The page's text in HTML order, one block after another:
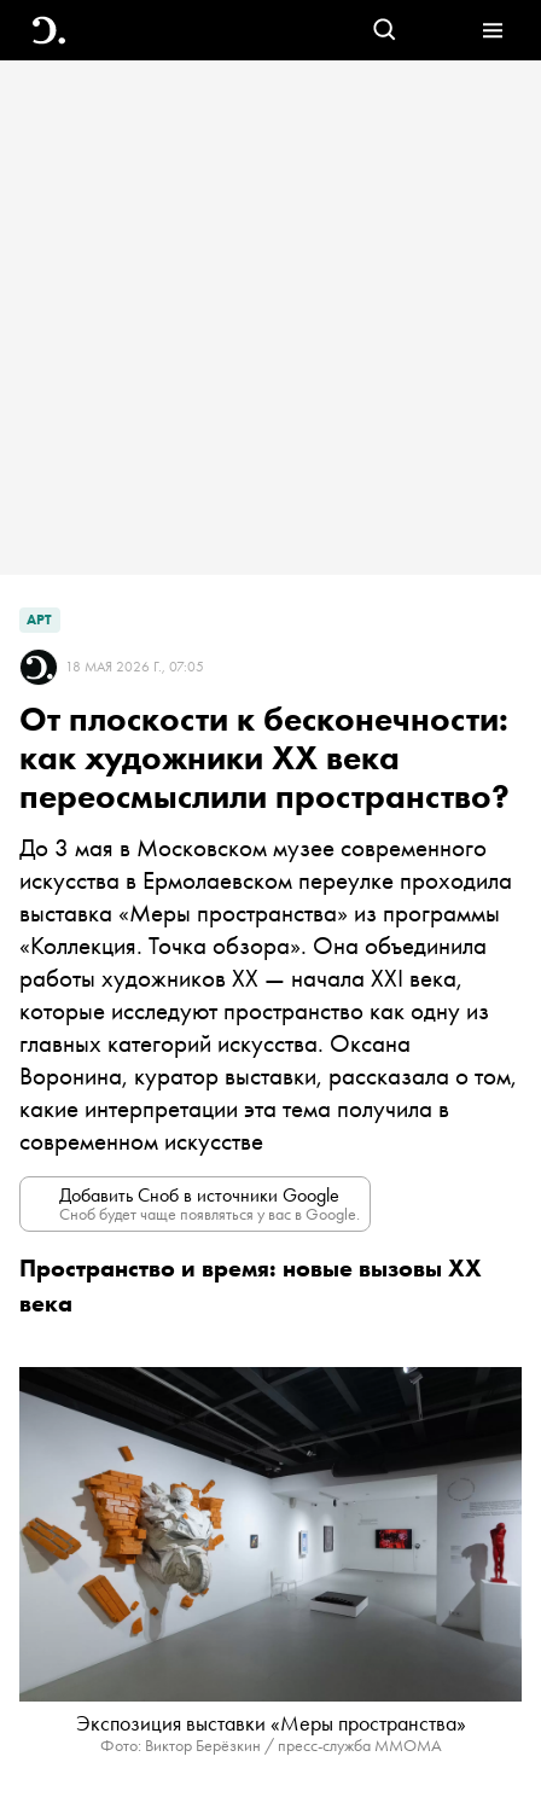
АРТ
18 МАЯ 2026 Г., 07:05
От плоскости к бесконечности:
как художники XX века
переосмыслили пространство?
До 3 мая в Московском музее современного
искусства в Ермолаевском переулке проходила
выставка «Меры пространства» из программы
«Коллекция. Точка обзора». Она объединила
работы художников XX — начала XXI века,
которые исследуют пространство как одну из
главных категорий искусства. Оксана
Воронина, куратор выставки, рассказала о том,
какие интерпретации эта тема получила в
современном искусстве
Добавить Сноб в источники Google
Сноб будет чаще появляться у вас в Google.
Пространство и время: новые вызовы XX
века
Экспозиция выставки «Меры пространства»
Фото: Виктор Берёзкин / пресс-служба ММОМА